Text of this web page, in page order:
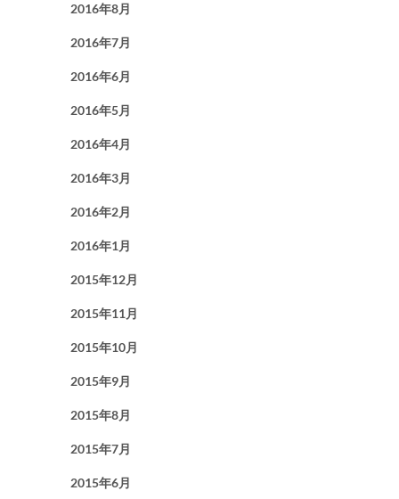
2016年8月
2016年7月
2016年6月
2016年5月
2016年4月
2016年3月
2016年2月
2016年1月
2015年12月
2015年11月
2015年10月
2015年9月
2015年8月
2015年7月
2015年6月